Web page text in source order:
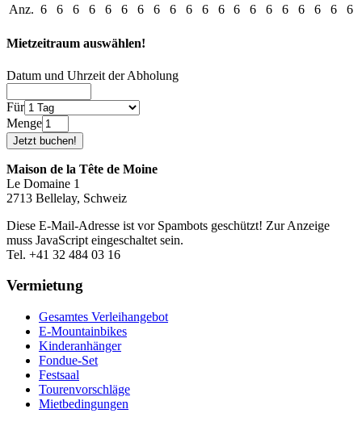
Anz. 6 6 6 6 6 6 6 6 6 6 6 6 6 6 6 6 6 6 6 6
Mietzeitraum auswählen!
Datum und Uhrzeit der Abholung
Für
Menge
Maison de la Tête de Moine
Le Domaine 1
2713 Bellelay, Schweiz
Diese E-Mail-Adresse ist vor Spambots geschützt! Zur Anzeige
muss JavaScript eingeschaltet sein.
Tel. +41 32 484 03 16
Vermietung
Gesamtes Verleihangebot
E-Mountainbikes
Kinderanhänger
Fondue-Set
Festsaal
Tourenvorschläge
Mietbedingungen